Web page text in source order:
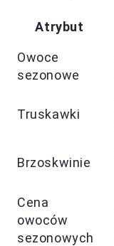
Atrybut
Owoce
sezonowe
Truskawki
Brzoskwinie
Cena
owoców
sezonowych